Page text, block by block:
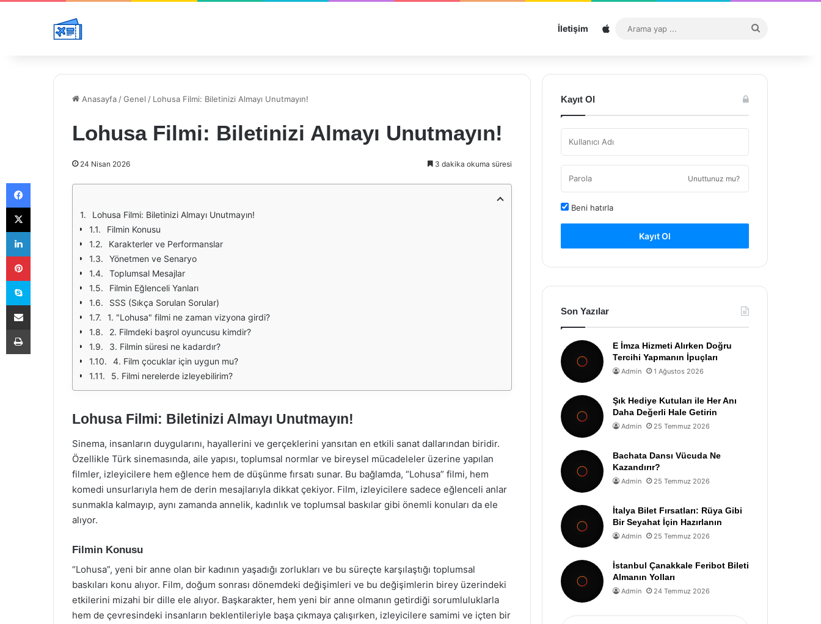
İletişim Sitemap
...
Anasayfa /Genel / Lohusa Filmi: Biletinizi Almayı Unutmayın!
Lohusa Filmi: Biletinizi Almayı Unutmayın!
24 Nisan 2026 3 dakika okuma süresi
Lohusa Filmi: Biletinizi Almayı Unutmayın!
Filmin Konusu
Karakterler ve Performanslar
Yönetmen ve Senaryo
Toplumsal Mesajlar
Filmin Eğlenceli Yanları
SSS (Sıkça Sorulan Sorular)
1. "Lohusa" filmi ne zaman vizyona girdi?
2. Filmdeki başrol oyuncusu kimdir?
3. Filmin süresi ne kadardır?
4. Film çocuklar için uygun mu?
5. Filmi nerelerde izleyebilirim?
Lohusa Filmi: Biletinizi Almayı Unutmayın!
Sinema, insanların duygularını, hayallerini ve gerçeklerini yansıtan en etkili sanat dallarından biridir.
Özellikle Türk sinemasında, aile yapısı, toplumsal normlar ve bireysel mücadeleler üzerine yapılan
filmler, izleyicilere hem eğlence hem de düşünme fırsatı sunar. Bu bağlamda, “Lohusa” filmi, hem
komedi unsurlarıyla hem de derin mesajlarıyla dikkat çekiyor. Film, izleyicilere sadece eğlenceli anlar
sunmakla kalmayıp, aynı zamanda annelik, kadınlık ve toplumsal baskılar gibi önemli konuları da ele
alıyor.
Filmin Konusu
“Lohusa”, yeni bir anne olan bir kadının yaşadığı zorlukları ve bu süreçte karşılaştığı toplumsal
baskıları konu alıyor. Film, doğum sonrası dönemdeki değişimleri ve bu değişimlerin birey üzerindeki
etkilerini mizahi bir dille ele alıyor. Başkarakter, hem yeni bir anne olmanın getirdiği sorumluluklarla
hem de çevresindeki insanların beklentileriyle başa çıkmaya çalışırken, izleyicilere samimi ve içten bir
Kayıt Ol
Unuttunuz mu?
Beni hatırla
Kayıt Ol
Son Yazılar
E İmza Hizmeti Alırken Doğru
Tercihi Yapmanın İpuçları
Admin 1 Ağustos 2026
Şık Hediye Kutuları ile Her Anı
Daha Değerli Hale Getirin
Admin 25 Temmuz 2026
Bachata Dansı Vücuda Ne
Kazandırır?
Admin 25 Temmuz 2026
İtalya Bilet Fırsatları: Rüya Gibi
Bir Seyahat İçin Hazırlanın
Admin 25 Temmuz 2026
İstanbul Çanakkale Feribot Bileti
Almanın Yolları
Admin 24 Temmuz 2026
Facebook
X
LinkedIn
Pinterest
Skype
E-Posta ile paylaş